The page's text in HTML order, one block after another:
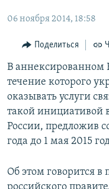
Вернутся
поиску
ИНТЕРАКТИВ
ИНФОГРАФИКА
ТЕЛЕПРОЕКТ
СОВЕТЫ
ПРОПАВШИЕ БЕЗ ВЕСТИ
ПОБЕДИТЕЛЕЙ НЕ СУДЯТ?
ELIFBE
РАДІО СВОБОДА
КАК ОБОЙТИ
Українською
Qırımtatar
ПРИСОЕДИНЯЙТЕСЬ!
06 ноября 2014, 18:58
Поделиться
В аннексированном
течение которого
оказывать услуги
такой инициативой
России, предложив
года до 1 мая 2015
Об этом говорится в